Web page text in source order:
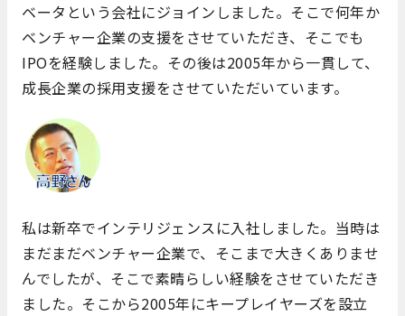
ベータという会社にジョインしました。そこで何年か
ベンチャー企業の支援をさせていただき、そこでも
IPOを経験しました。その後は2005年から一貫して、
成長企業の採用支援をさせていただいています。
私は新卒でインテリジェンスに入社しました。当時は
まだまだベンチャー企業で、そこまで大きくありませ
んでしたが、そこで素晴らしい経験をさせていただき
ました。そこから2005年にキープレイヤーズを設立